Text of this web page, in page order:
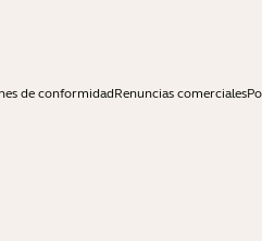
de conformidadRenuncias comerciales